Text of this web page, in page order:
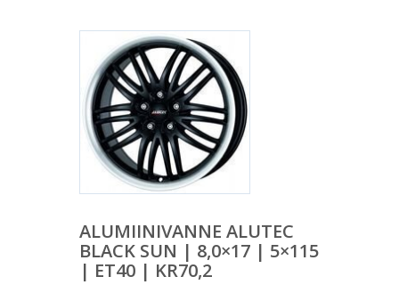
ALUMIINIVANNE ALUTEC
BLACK SUN | 8,0×17 | 5×115
| ET40 | KR70,2